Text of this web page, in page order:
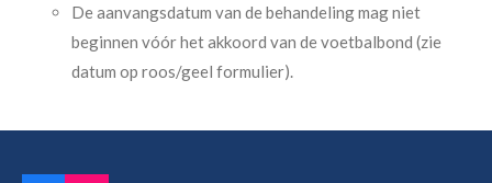
De aanvangsdatum van de behandeling mag niet
beginnen vóór het akkoord van de voetbalbond (zie
datum op roos/geel formulier).